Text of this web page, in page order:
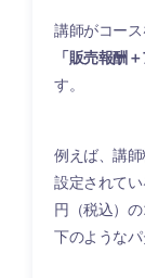
講師がコース
「販売報酬
す。
例えば、講
設定されて
円（税込）
下のようなパ